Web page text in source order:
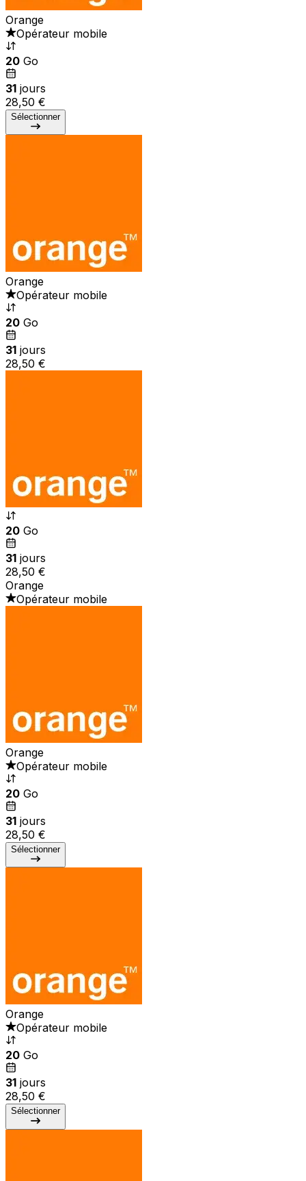
Orange
Opérateur mobile
20 Go
31 jours
28,50 €
Sélectionner
Orange
Opérateur mobile
20 Go
31 jours
28,50 €
20 Go
31 jours
28,50 €
Orange
Opérateur mobile
Orange
Opérateur mobile
20 Go
31 jours
28,50 €
Sélectionner
Orange
Opérateur mobile
20 Go
31 jours
28,50 €
Sélectionner